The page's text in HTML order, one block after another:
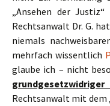
„Ansehen der
Rechtsanwalt Dr. G.
niemals
mehrfach wissentlich
glaube ich – nicht
Rechtsanwalt mit dem